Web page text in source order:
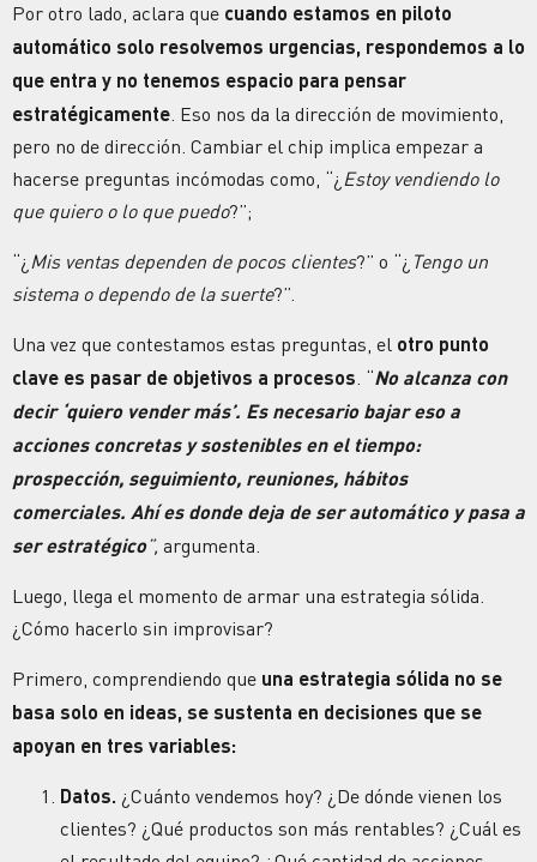
Por otro lado, aclara que cuando estamos en piloto
automático solo resolvemos urgencias, respondemos a lo
que entra y no tenemos espacio para pensar
estratégicamente. Eso nos da la dirección de movimiento,
pero no de dirección. Cambiar el chip implica empezar a
hacerse preguntas incómodas como, “¿ Estoy vendiendo lo
que quiero o lo que puedo?”;
“¿ Mis ventas dependen de pocos clientes?” o “¿ Tengo un
sistema o dependo de la suerte?”.
Una vez que contestamos estas preguntas, el otro punto
clave es pasar de objetivos a procesos. “No alcanza con
decir ‘quiero vender más’. Es necesario bajar eso a
acciones concretas y sostenibles en el tiempo:
prospección, seguimiento, reuniones, hábitos
comerciales. Ahí es donde deja de ser automático y pasa a
ser estratégico”, argumenta.
Luego, llega el momento de armar una estrategia sólida.
¿Cómo hacerlo sin improvisar?
Primero, comprendiendo que una estrategia sólida no se
basa solo en ideas, se sustenta en decisiones que se
apoyan en tres variables:
Datos. ¿Cuánto vendemos hoy? ¿De dónde vienen los
clientes? ¿Qué productos son más rentables? ¿Cuál es